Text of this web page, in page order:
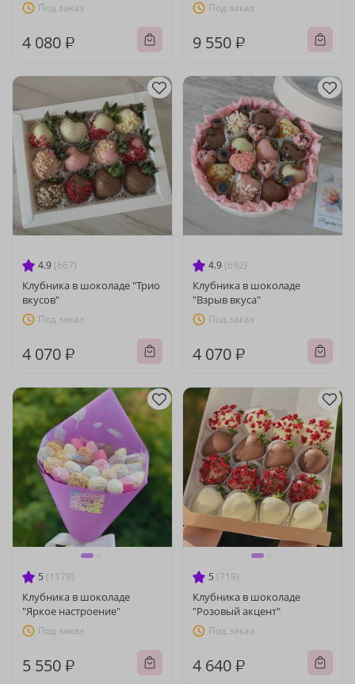
Под заказ
4 080 ₽
Под заказ
9 550 ₽
4.9 (667)
Клубника в шоколаде "Трио
вкусов"
Под заказ
4 070 ₽
4.9 (692)
Клубника в шоколаде
"Взрыв вкуса"
Под заказ
4 070 ₽
5 (1179)
Клубника в шоколаде
"Яркое настроение"
Под заказ
5 550 ₽
5 (719)
Клубника в шоколаде
"Розовый акцент"
Под заказ
4 640 ₽